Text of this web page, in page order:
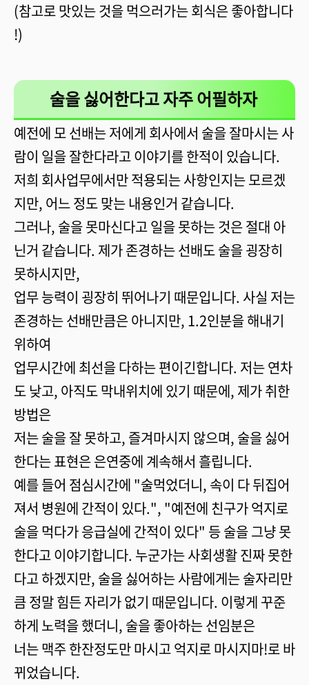
(참고로 맛있는 것을 먹으러가는 회식은 좋아합니다
!)
술을 싫어한다고 자주 어필하자
예전에 모 선배는 저에게 회사에서 술을 잘마시는 사
람이 일을 잘한다라고 이야기를 한적이 있습니다.
저희 회사업무에서만 적용되는 사항인지는 모르겠
지만, 어느 정도 맞는 내용인거 같습니다.
그러나, 술을 못마신다고 일을 못하는 것은 절대 아
닌거 같습니다. 제가 존경하는 선배도 술을 굉장히
못하시지만,
업무 능력이 굉장히 뛰어나기 때문입니다. 사실 저는
존경하는 선배만큼은 아니지만, 1.2인분을 해내기
위하여
업무시간에 최선을 다하는 편이긴합니다. 저는 연차
도 낮고, 아직도 막내위치에 있기 때문에, 제가 취한
방법은
저는 술을 잘 못하고, 즐겨마시지 않으며, 술을 싫어
한다는 표현은 은연중에 계속해서 흘립니다.
예를 들어 점심시간에 "술먹었더니, 속이 다 뒤집어
져서 병원에 간적이 있다.", "예전에 친구가 억지로
술을 먹다가 응급실에 간적이 있다" 등 술을 그냥 못
한다고 이야기합니다. 누군가는 사회생활 진짜 못한
다고 하겠지만, 술을 싫어하는 사람에게는 술자리만
큼 정말 힘든 자리가 없기 때문입니다. 이렇게 꾸준
하게 노력을 했더니, 술을 좋아하는 선임분은
너는 맥주 한잔정도만 마시고 억지로 마시지마!로 바
뀌었습니다.